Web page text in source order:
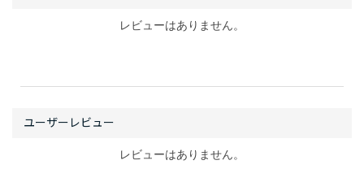
レビューはありません。
レビューはありません。